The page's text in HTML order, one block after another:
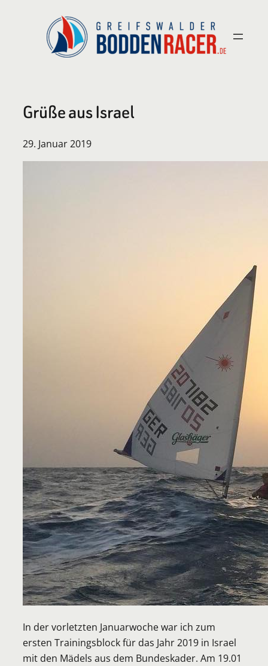
Grüße aus Israel
29. Januar 2019
In der vorletzten Januarwoche war ich zum
ersten Trainingsblock für das Jahr 2019 in Israel
mit den Mädels aus dem Bundeskader. Am 19.01